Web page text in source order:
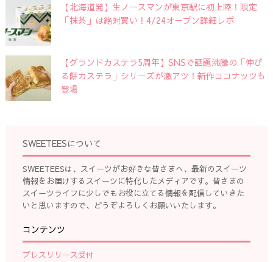
【北海道発】生ノースマンが東京駅に初上陸！限定
「抹茶」は絶対買い！4/24オープン詳細レポ
【グランドカステラ5周年】SNSで話題沸騰の「伸び
る餅カステラ」シリーズが激アツ！新作ココナッツも
登場
SWEETEESについて
SWEETEESは、スイーツがお好きな皆さまへ、最新のスイーツ
情報をお届けするスイーツに特化したメディアです。皆さまの
スイーツライフに少しでもお役に立てる情報を配信していきた
いと思いますので、どうぞよろしくお願いいたします。
コンテンツ
プレスリリース受付